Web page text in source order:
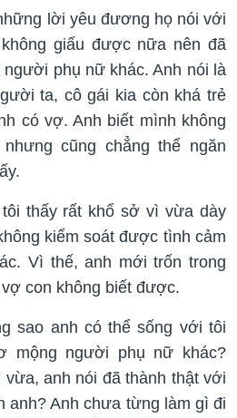
lời yêu đương họ nói với
giấu được nữa nên đã
phụ nữ khác. Anh nói là
ta, cô gái kia còn khá trẻ
có vợ. Anh biết mình không
cũng chẳng thể ngăn
thấy rất khổ sở vì vừa dày
kiểm soát được tình cảm
Vì thế, anh mới trốn trong
con không biết được.
sao anh có thể sống với tôi
mộng người phụ nữ khác?
vừa, anh nói đã thành thật với
anh? Anh chưa từng làm gì đi